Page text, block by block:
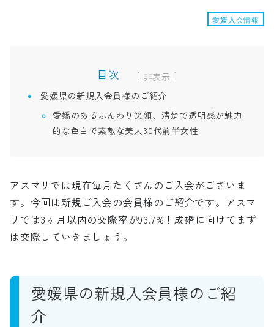
愛媛入会情報
目次 [
]
愛媛県の新規入会員様のご紹介
愛嬌のあるふんわり笑顔、清楚で透明感が魅力
的な色白で素敵な美人30代前半女性
アスマリでは現在毎月たくさんのご入会がございま
す。今回は新規ご入会の会員様のご紹介です。アスマ
リでは3ヶ月以内の交際率が93.7%！成婚に向けてまず
は交際していきましょう。
愛媛県の新規入会員様のご紹
介